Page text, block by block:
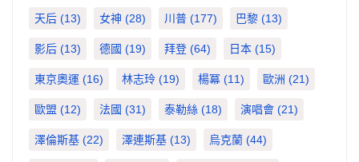
天后 (13) 女神 (28) 川普 (177) 巴黎 (13)
影后 (13) 德國 (19) 拜登 (64) 日本 (15)
東京奧運 (16) 林志玲 (19) 楊冪 (11) 歐洲 (21)
歐盟 (12) 法國 (31) 泰勒絲 (18) 演唱會 (21)
澤倫斯基 (22) 澤連斯基 (13) 烏克蘭 (44)